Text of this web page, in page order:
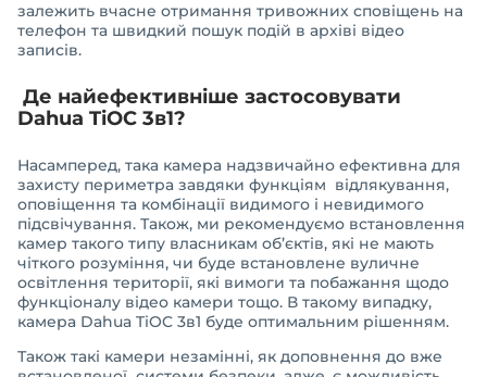
залежить вчасне отримання тривожних сповіщень на
телефон та швидкий пошук подій в архіві відео
записів.
Де найефективніше застосовувати
Dahua TiOC 3в1?
Насамперед, така камера надзвичайно ефективна для
захисту периметра завдяки функціям відлякування,
оповіщення та комбінації видимого і невидимого
підсвічування. Також, ми рекомендуємо встановлення
камер такого типу власникам об’єктів, які не мають
чіткого розуміння, чи буде встановлене вуличне
освітлення території, які вимоги та побажання щодо
функціоналу відео камери тощо. В такому випадку,
камера Dahua TiOC 3в1 буде оптимальним рішенням.
Також такі камери незамінні, як доповнення до вже